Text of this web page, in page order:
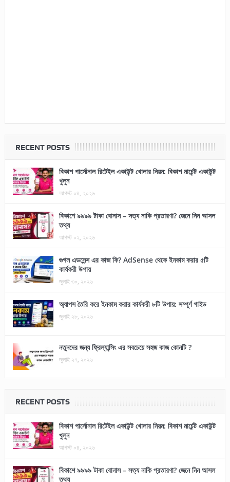
RECENT POSTS
বিকাশ পার্সোনাল রিটেইল একাউন্ট খোলার নিয়ম: বিকাশ মার্চেন্ট একাউন্ট
খুলুন
আগস্ট ০৪, ২০২৬
বিকাশে ৯৯৯৯ টাকা বোনাস – সত্য নাকি প্রতারণা? জেনে নিন আসল
তথ্য
আগস্ট ০২, ২০২৬
গুগল এডসেন্স এর কাজ কি? AdSense থেকে ইনকাম করার ৫টি
কার্যকরী উপায়
জুলাই ৩০, ২০২৬
অ্যাপস তৈরি করে ইনকাম করার কার্যকরী ৮টি উপায়: সম্পূর্ণ গাইড
জুলাই ২৮, ২০২৬
নতুনদের জন্য ফ্রিল্যান্সিং এর সবচেয়ে সহজ কাজ কোনটি ?
জুলাই ২৭, ২০২৬
RECENT POSTS
বিকাশ পার্সোনাল রিটেইল একাউন্ট খোলার নিয়ম: বিকাশ মার্চেন্ট একাউন্ট
খুলুন
আগস্ট ০৪, ২০২৬
বিকাশে ৯৯৯৯ টাকা বোনাস – সত্য নাকি প্রতারণা? জেনে নিন আসল
তথ্য